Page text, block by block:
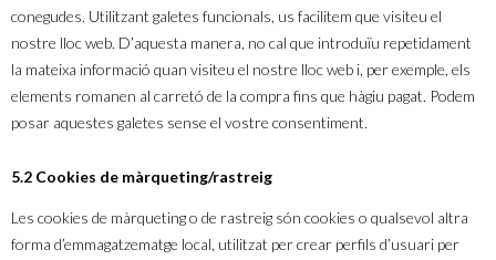
conegudes. Utilitzant galetes funcionals, us facilitem que visiteu el
nostre lloc web. D’aquesta manera, no cal que introduïu repetidament
la mateixa informació quan visiteu el nostre lloc web i, per exemple, els
elements romanen al carretó de la compra fins que hàgiu pagat. Podem
posar aquestes galetes sense el vostre consentiment.
5.2 Cookies de màrqueting/rastreig
Les cookies de màrqueting o de rastreig són cookies o qualsevol altra
forma d’emmagatzematge local, utilitzat per crear perfils d’usuari per